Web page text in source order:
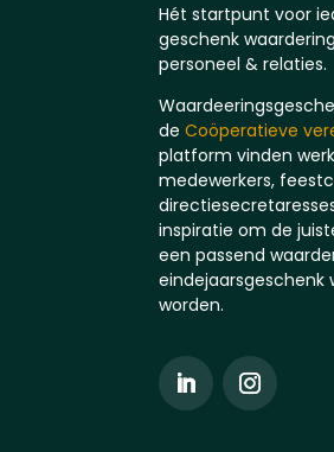
Hét startpunt voor
geschenk
personeel & relaties.
de Coöperatieve
platform vinden
medewerkers,
inspiratie om de
een passend
eindejaarsgeschenk
worden.